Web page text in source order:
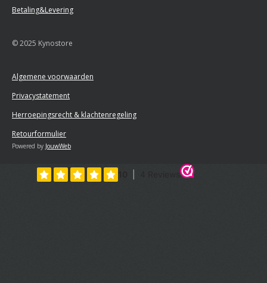
Betaling&Levering
© 2025 Kynostore
Algemene voorwaarden
Privacystatement
Herroepingsrecht & klachtenregeling
Retourformulier
Powered by JouwWeb